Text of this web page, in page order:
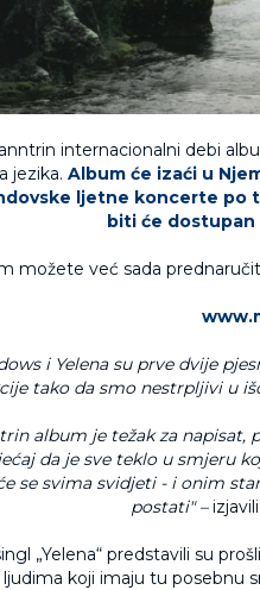
internacionalni debi
jezika. Album će izaći u
ljetne koncerte po
biti će dostupan
možete već sada
i Yelena su prve dvije
tako da smo nestrpljivi u
album je težak za
da je sve teklo u smjeru
se svima svidjeti - i onim
postati" –
„Yelena“ predstavili su
ljudima koji imaju tu posebnu